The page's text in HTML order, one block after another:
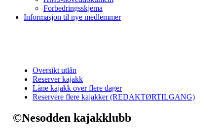
Forbedringsskjema
Informasjon til nye medlemmer
Oversikt utlån
Reserver kajakk
Låne kajakk over flere dager
Reservere flere kajakker (REDAKTØRTILGANG)
©Nesodden kajakklubb